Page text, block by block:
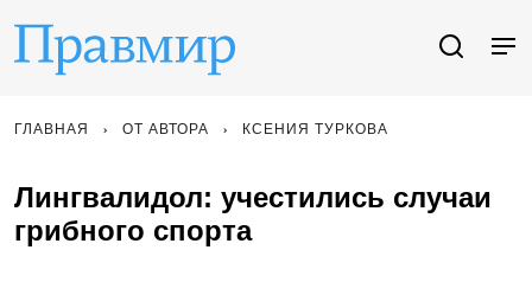
ГЛАВНАЯ ОТ АВТОРА КСЕНИЯ ТУРКОВА
Лингвалидол: учестились случаи
грибного спорта